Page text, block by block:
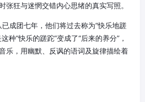
张狂与迷惘交错内心思绪的真实写照。
成团七年，他们将过去称为“快乐地蹉
种“快乐的蹉跎”变成了“后来的养分”，
乐，用幽默、反讽的语词及旋律描绘着